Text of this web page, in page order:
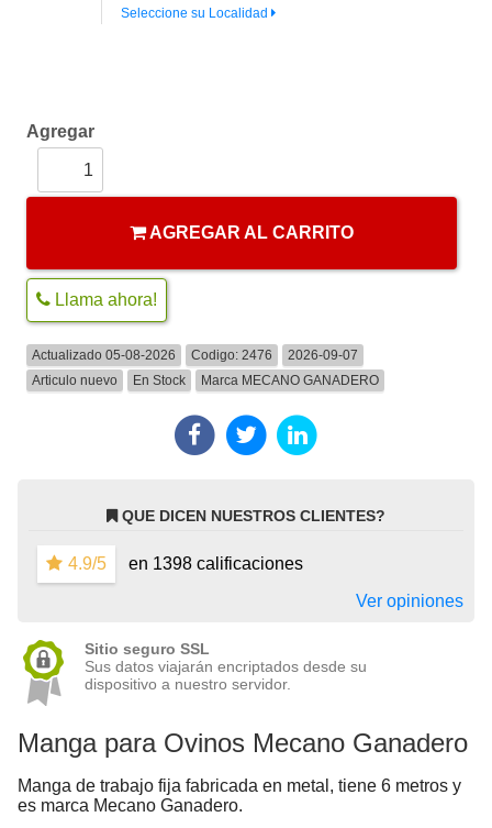
Seleccione su Localidad
Agregar
AGREGAR AL CARRITO
Llama ahora!
Actualizado 05-08-2026 Codigo:2476
2026-09-07
Articulo nuevo
En Stock Marca MECANO GANADERO
QUE DICEN NUESTROS CLIENTES?
4.9/5
en 1398 calificaciones
Ver opiniones
Sitio seguro SSL
Sus datos viajarán encriptados desde su
dispositivo a nuestro servidor.
Manga para Ovinos Mecano Ganadero
Manga de trabajo fija fabricada en metal, tiene 6 metros y
es marca Mecano Ganadero.